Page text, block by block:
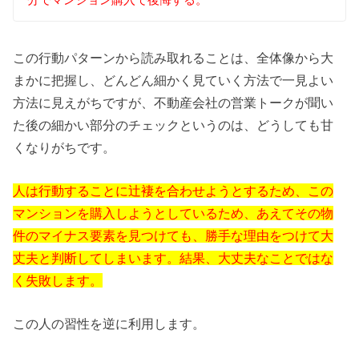
この行動パターンから読み取れることは、全体像から大
まかに把握し、どんどん細かく見ていく方法で一見よい
方法に見えがちですが、不動産会社の営業トークが聞い
た後の細かい部分のチェックというのは、どうしても甘
くなりがちです。
人は行動することに辻褄を合わせようとするため、この
マンションを購入しようとしているため、あえてその物
件のマイナス要素を見つけても、勝手な理由をつけて大
丈夫と判断してしまいます。結果、大丈夫なことではな
く失敗します。
この人の習性を逆に利用します。